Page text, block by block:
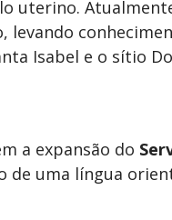
uterino.
levando
Isabel e o sítio
a expansão do
de uma língua